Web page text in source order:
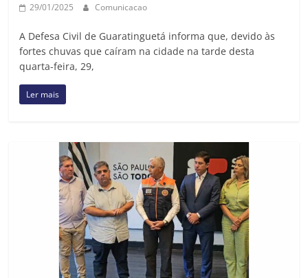
29/01/2025 Comunicacao
A Defesa Civil de Guaratinguetá informa que, devido às
fortes chuvas que caíram na cidade na tarde desta
quarta-feira, 29,
Ler mais